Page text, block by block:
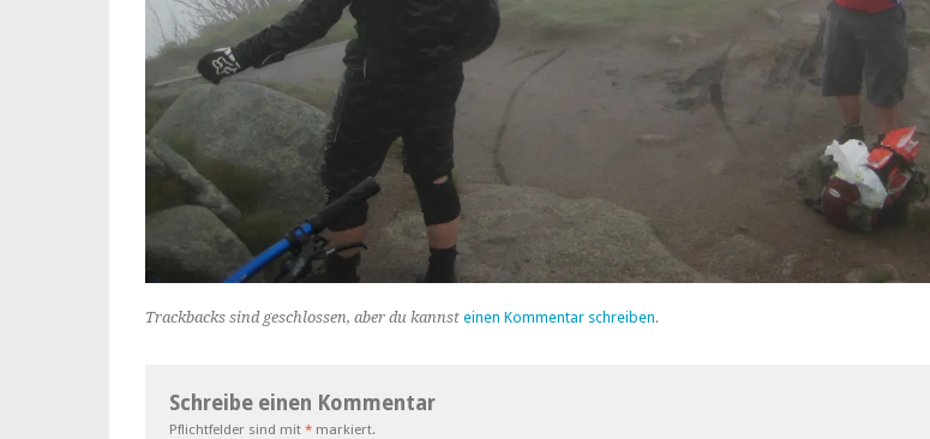
Trackbacks sind geschlossen, aber du kannst einen Kommentar schreiben.
Schreibe einen Kommentar
Pflichtfelder sind mit * markiert.